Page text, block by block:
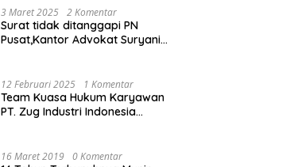
3 Maret 2025 2 Komentar
Surat tidak ditanggapi PN
Pusat,Kantor Advokat Suryani
Agung RI
12 Februari 2025 1 Komentar
Team Kuasa Hukum Karyawan
PT. Zug Industri Indonesia
Karyawan di Pengadilan Negeri
16 Maret 2019 0 Komentar